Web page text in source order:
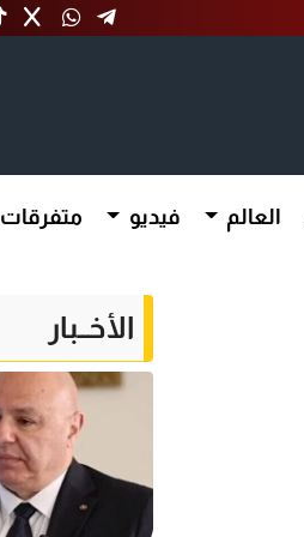
العالم فيديو متفرقات
الأخــبار